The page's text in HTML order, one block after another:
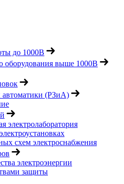
до 1000В
оборудования выше 1000В
автоматики (РЗиА)
электролаборатория
схем электроснабжения
электроэнергии
защиты